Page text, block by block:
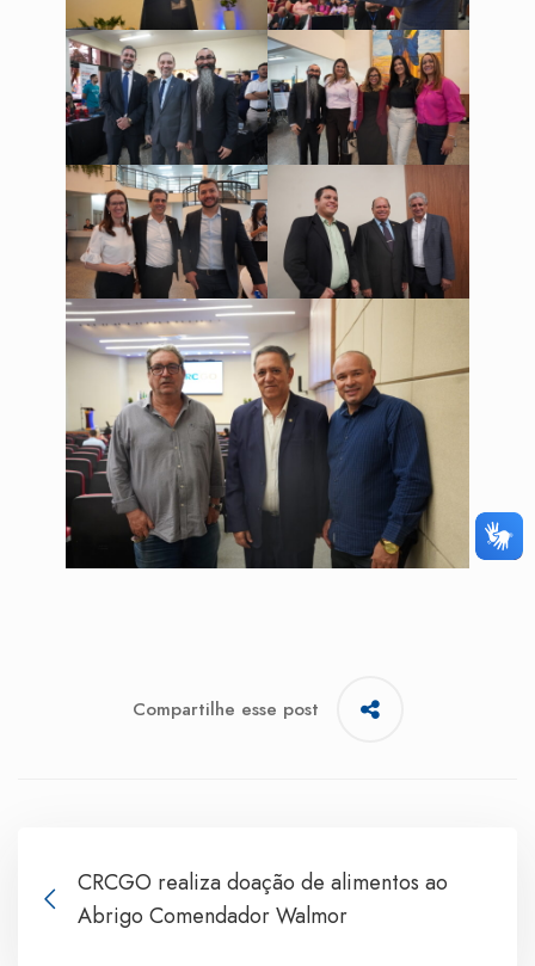
Compartilhe esse post
CRCGO realiza doação de alimentos ao
Abrigo Comendador Walmor